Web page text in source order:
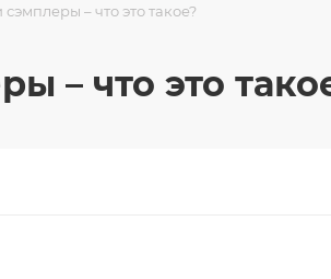
– что это такое?
– что это